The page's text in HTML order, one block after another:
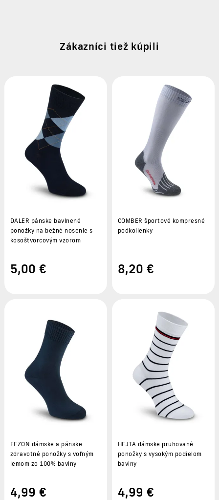
Zákazníci tiež kúpili
DALER pánske bavlnené
ponožky na bežné nosenie s
kosoštvorcovým vzorom
5,00 €
COMBER športové kompresné
podkolienky
8,20 €
FEZON dámske a pánske
zdravotné ponožky s voľným
lemom zo 100% bavlny
4,99 €
HEJTA dámske pruhované
ponožky s vysokým podielom
bavlny
4,99 €